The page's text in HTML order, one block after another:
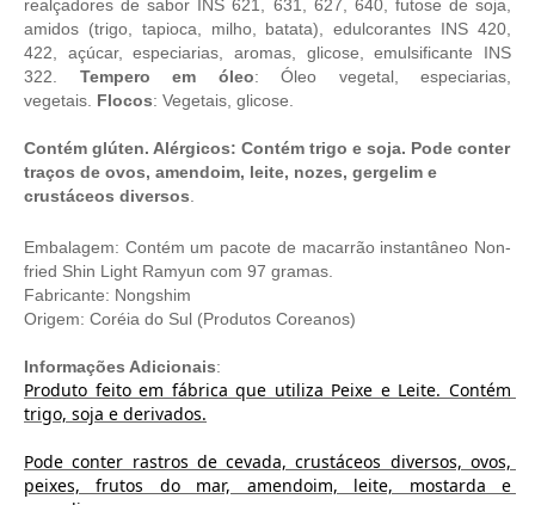
realçadores de sabor INS 621, 631, 627, 640, futose de soja,
amidos (trigo, tapioca, milho, batata), edulcorantes INS 420,
422, açúcar, especiarias, aromas, glicose, emulsificante INS
322. Tempero em óleo: Óleo vegetal, especiarias,
vegetais. Flocos: Vegetais, glicose.
Contém glúten. Alérgicos: Contém trigo e soja. Pode conter
traços de ovos, amendoim, leite, nozes, gergelim e
crustáceos diversos
Embalagem: Contém um pacote de macarrão instantâneo Non-
fried Shin Light Ramyun com 97 gramas.
Fabricante: Nongshim
Origem: Coréia do Sul (Produtos Coreanos)
Informações Adicionais:
Produto feito em fábrica que utiliza Peixe e Leite. Contém
trigo, soja e derivados.
Pode conter rastros de cevada, crustáceos diversos, ovos,
peixes, frutos do mar, amendoim, leite, mostarda e